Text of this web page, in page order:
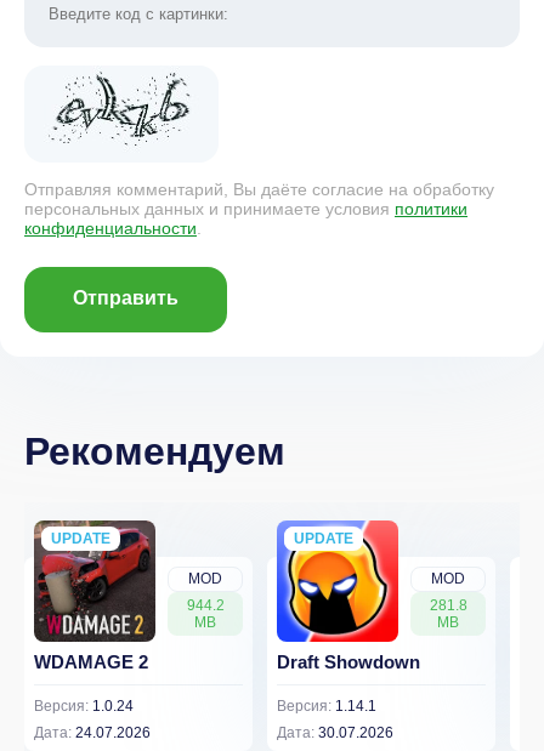
Отправляя комментарий, Вы даёте согласие на обработку
персональных данных и принимаете условия политики
конфиденциальности.
Отправить
Рекомендуем
MOD
944.2
MB
UPDATE
NEW
WDAMAGE 2
Версия: 1.0.24
Дата: 24.07.2026
MOD
281.8
MB
UPDATE
NEW
Draft Showdown
Версия: 1.14.1
Дата: 30.07.2026